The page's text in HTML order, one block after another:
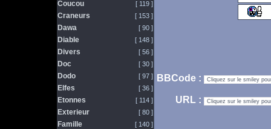
BBCode :
URL :
Coucou [ 119 ]
Craneurs [ 153 ]
Dawa [ 90 ]
Diable [ 148 ]
Divers [ 56 ]
Doc [ 30 ]
Dodo [ 97 ]
Elfes [ 36 ]
Etonnes [ 114 ]
Exterieur [ 80 ]
Famille [ 140 ]